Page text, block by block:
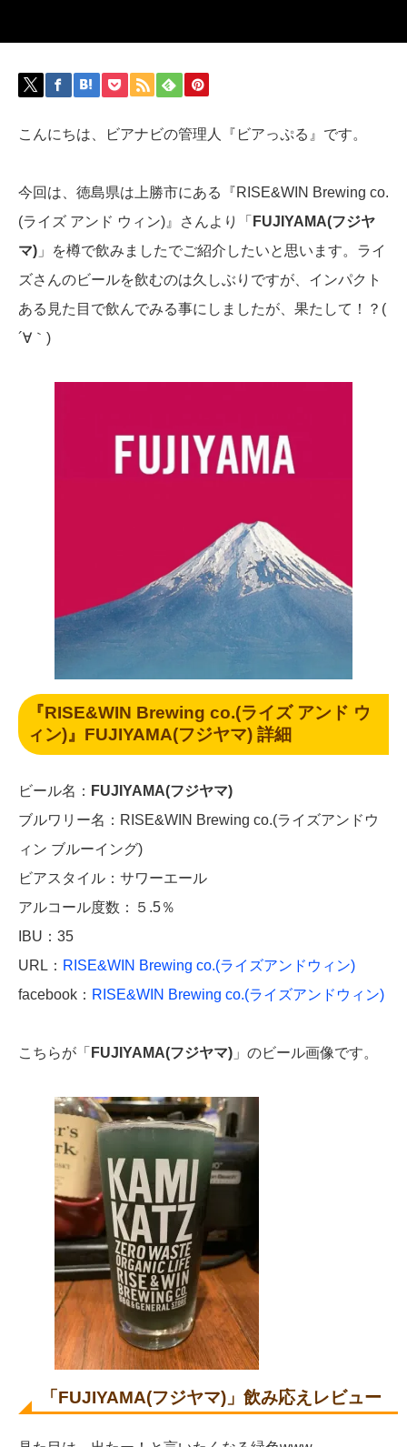
こんにちは、ビアナビの管理人『ビアっぷる』です。
今回は、徳島県は上勝市にある『RISE&WIN Brewing co.
(ライズ アンド ウィン)』さんより「 FUJIYAMA(フジヤ
マ) 」を樽で飲みましたでご紹介したいと思います。ライ
ズさんのビールを飲むのは久しぶりですが、インパクト
ある見た目で飲んでみる事にしましたが、果たして！？(
´∀｀)
『RISE&WIN Brewing co.(ライズ アンド ウ
ィン)』 FUJIYAMA(フジヤマ) 詳細
ビール名： FUJIYAMA(フジヤマ)
ブルワリー名：RISE&WIN Brewing co.(ライズアンドウ
ィン ブルーイング)
ビアスタイル：サワーエール
アルコール度数：５.5％
IBU：35
URL： RISE&WIN Brewing co.(ライズアンドウィン)
facebook： RISE&WIN Brewing co.(ライズアンドウィン)
こちらが「 FUJIYAMA(フジヤマ) 」のビール画像です。
「 FUJIYAMA(フジヤマ) 」飲み応えレビュー